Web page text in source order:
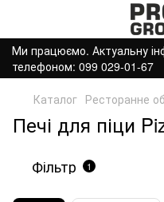
Ми працюємо. Актуальну
телефоном: 099 029-01-67
Каталог Ресторанне
Печі для піци
Фільтр 1